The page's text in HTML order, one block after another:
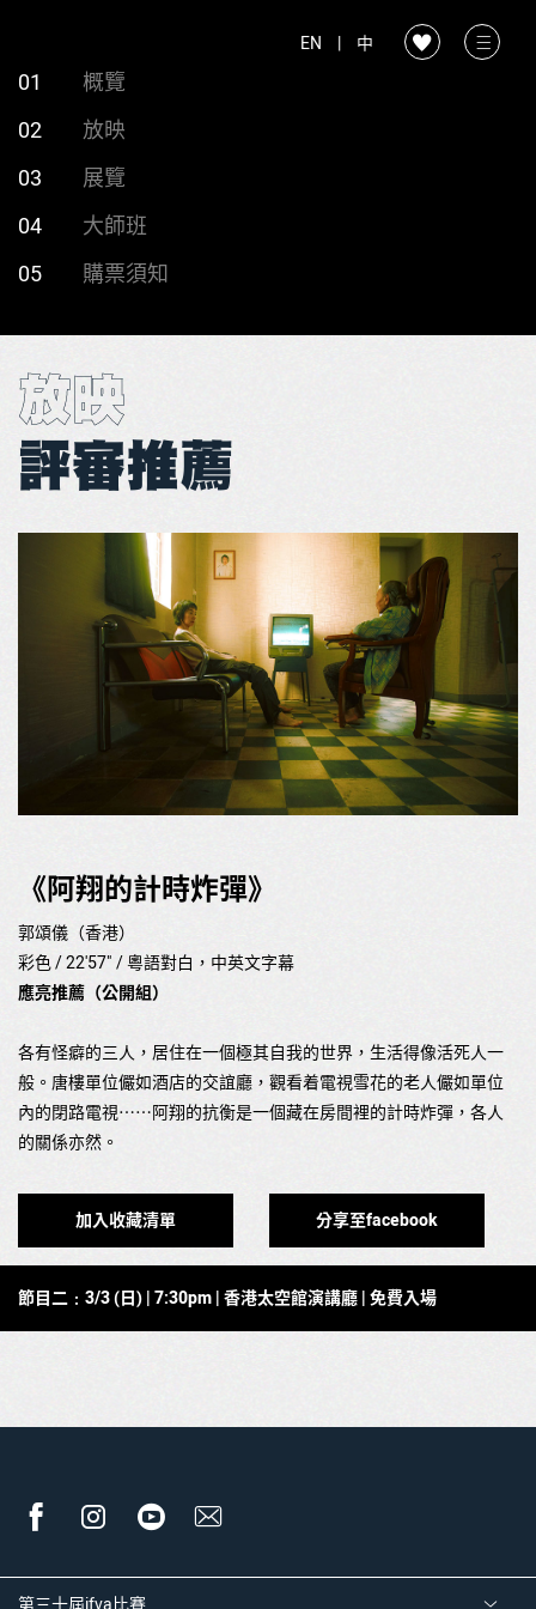
EN | 中
01
概覽
02
放映
03
展覽
04
大師班
05
購票須知
放映
評審推薦
《阿翔的計時炸彈》
郭頌儀（香港）
彩色 / 22'57" / 粵語對白，中英文字幕
應亮推薦（公開組）
各有怪癖的三人，居住在一個極其自我的世界，生活得像活死人一
般。唐樓單位儼如酒店的交誼廳，觀看着電視雪花的老人儼如單位
內的閉路電視⋯⋯阿翔的抗衡是一個藏在房間裡的計時炸彈，各人
的關係亦然。
加入收藏清單 分享至facebook
節目二﹕3/3 (日) | 7:30pm |香港太空館演講廳| 免費入場